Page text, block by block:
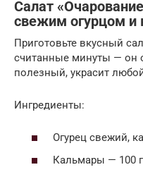
Салат
свежим огурцом и
Приготовьте вкусный
считанные минуты — он
полезный, украсит
Ингредиенты:
Огурец свежий,
Кальмары — 100 г